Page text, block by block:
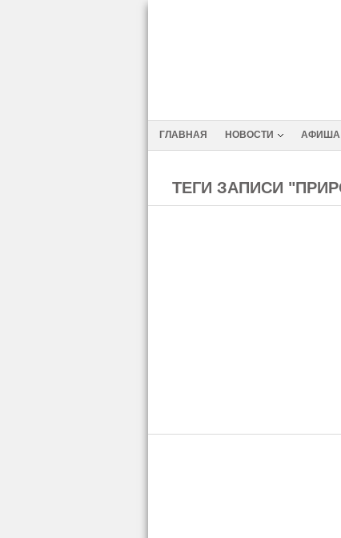
ГЛАВНАЯ НОВОСТИ АФИША
ТЕГИ ЗАПИСИ